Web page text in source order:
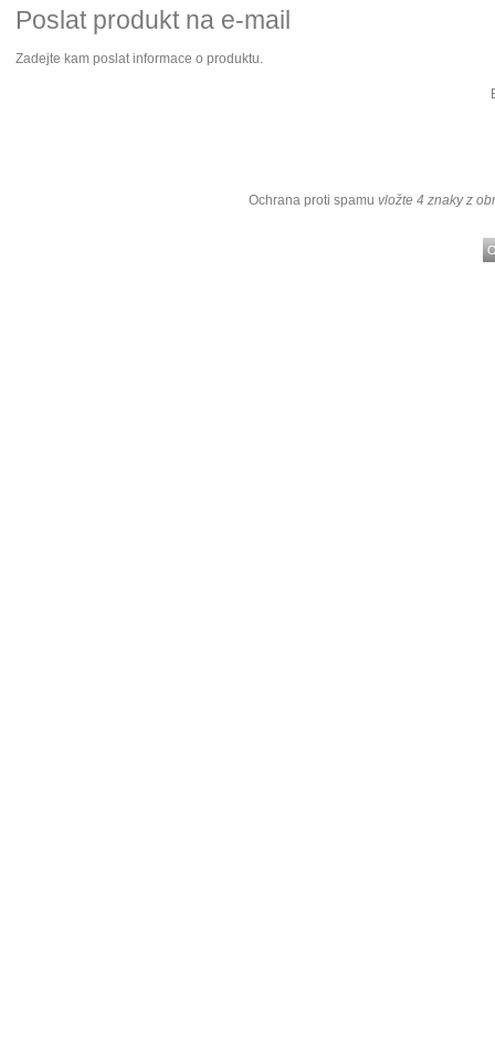
Poslat produkt na e-mail
Zadejte kam poslat informace o produktu.
Ochrana proti spamu vložte 4 znaky z